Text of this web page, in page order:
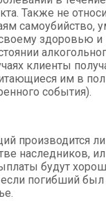
Также не
самоубийство,
здоровью и
клиенты
им в
события).
производится
наследников,
будут
погибший